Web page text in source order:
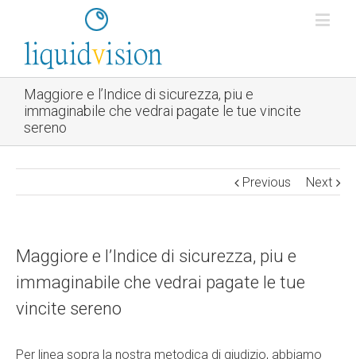
Maggiore e l’Indice di sicurezza, piu e
immaginabile che vedrai pagate le tue vincite
sereno
Previous Next
Maggiore e l’Indice di sicurezza, piu e
immaginabile che vedrai pagate le tue
vincite sereno
Per linea sopra la nostra metodica di giudizio, abbiamo